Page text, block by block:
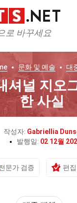
로 바꾸세요
문화 및 예술 대
셔널 지오
한 사실
작성자: Gabriellia
발행일: 02 12월
문가 검증 편